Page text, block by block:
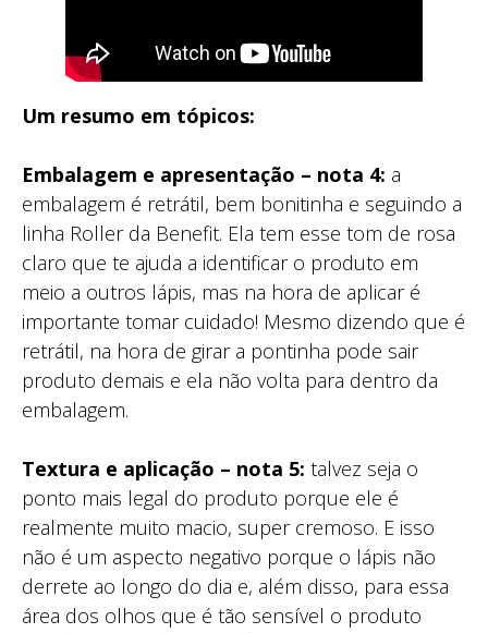
Um resumo em tópicos:
Embalagem e apresentação – nota 4: a
embalagem é retrátil, bem bonitinha e seguindo a
linha Roller da Benefit. Ela tem esse tom de rosa
claro que te ajuda a identificar o produto em
meio a outros lápis, mas na hora de aplicar é
importante tomar cuidado! Mesmo dizendo que é
retrátil, na hora de girar a pontinha pode sair
produto demais e ela não volta para dentro da
embalagem.
Textura e aplicação – nota 5: talvez seja o
ponto mais legal do produto porque ele é
realmente muito macio, super cremoso. E isso
não é um aspecto negativo porque o lápis não
derrete ao longo do dia e, além disso, para essa
área dos olhos que é tão sensível o produto